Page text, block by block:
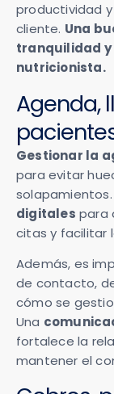
productividad
cliente. Una
tranquilidad y
nutricionista.
Agenda,
Gestionar la
para evitar
digitales para
citas y facilitar
Además, es
de contacto,
cómo se
Una
fortalece la
mantener el